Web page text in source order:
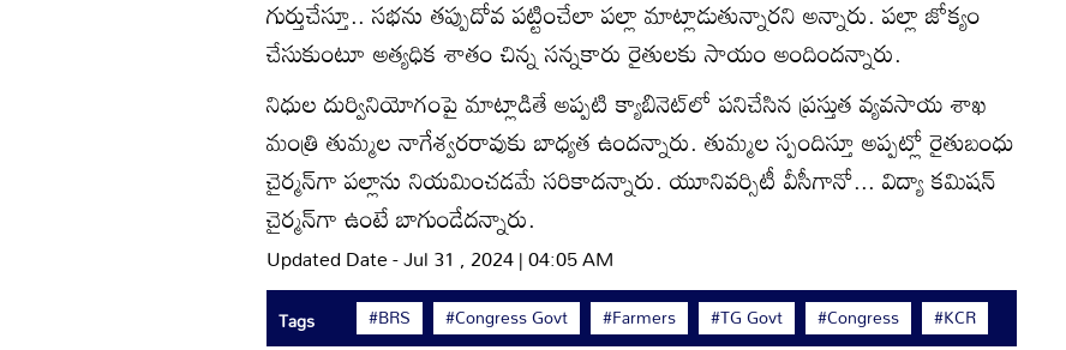
గుర్తుచేస్తూ.. సభను తప్పుదోవ పట్టించేలా పల్లా మాట్లాడుతున్నారని అన్నారు. పల్లా జోక్యం
చేసుకుంటూ అత్యధిక శాతం చిన్న సన్నకారు రైతులకు సాయం అందిందన్నారు.
నిధుల దుర్వినియోగంపై మాట్లాడితే అప్పటి క్యాబినెట్‌లో పనిచేసిన ప్రస్తుత వ్యవసాయ శాఖ
మంత్రి తుమ్మల నాగేశ్వరరావుకు బాధ్యత ఉందన్నారు. తుమ్మల స్పందిస్తూ అప్పట్లో రైతుబంధు
చైర్మన్‌గా పల్లాను నియమించడమే సరికాదన్నారు. యూనివర్సిటీ వీసీగానో... విద్యా కమిషన్‌
చైర్మన్‌గా ఉంటే బాగుండేదన్నారు.
Updated Date - Jul 31 , 2024 | 04:05 AM
Tags #BRS #Congress Govt #Farmers #TG Govt #Congress #KCR